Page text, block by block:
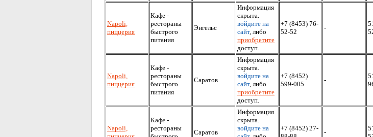
Napoli,
пиццерия
Кафе -
рестораны
быстрого
питания
Энгельс
Информация
скрыта.
войдите на
сайт, либо
приобретите
доступ.
+7 (8453) 76-
52-52
-
Napoli,
пиццерия
Кафе -
рестораны
быстрого
питания
Саратов
Информация
скрыта.
войдите на
сайт, либо
приобретите
доступ.
+7 (8452)
599-005
-
Napoli,
Кафе -
рестораны
Саратов
Информация
скрыта.
войдите на
+7 (8452) 27-
-